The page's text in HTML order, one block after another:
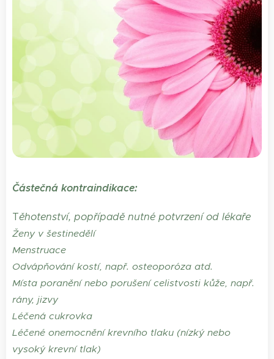
Částečná kontraindikace:
Těhotenství, popřípadě nutné potvrzení od lékaře
Ženy v šestinedělí
Menstruace
Odvápňování kostí, např. osteoporóza atd.
Místa poranění nebo porušení celistvosti kůže, např.
rány, jizvy
Léčená cukrovka
Léčené onemocnění krevního tlaku (nízký nebo
vysoký krevní tlak)